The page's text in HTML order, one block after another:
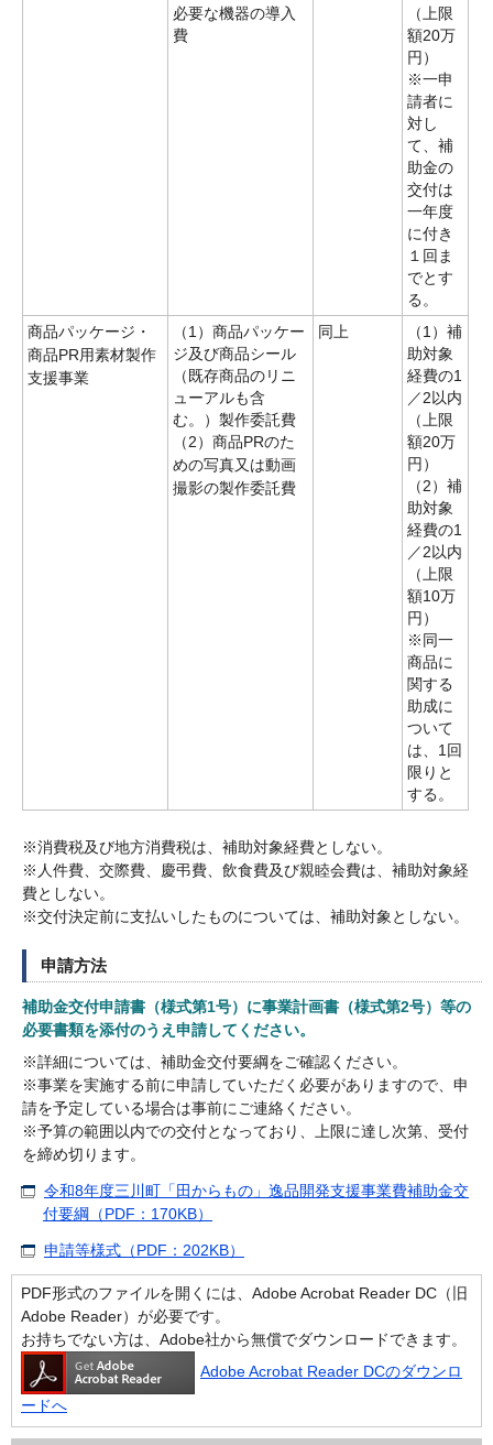
必要な機器の導入
費
（上限
額20万
円）
※一申
請者に
対し
て、補
助金の
交付は
一年度
に付き
１回ま
でとす
る。
商品パッケージ・
商品PR用素材製作
支援事業
（1）商品パッケー
ジ及び商品シール
（既存商品のリニ
ューアルも含
む。）製作委託費
（2）商品PRのた
めの写真又は動画
撮影の製作委託費
同上
（1）補
助対象
経費の1
／2以内
（上限
額20万
円）
（2）補
助対象
経費の1
／2以内
（上限
額10万
円）
※同一
商品に
関する
助成に
ついて
は、1回
限りと
する。
※消費税及び地方消費税は、補助対象経費としない。
※人件費、交際費、慶弔費、飲食費及び親睦会費は、補助対象経
費としない。
※交付決定前に支払いしたものについては、補助対象としない。
申請方法
補助金交付申請書（様式第1号）に事業計画書（様式第2号）等の
必要書類を添付のうえ申請してください。
※詳細については、補助金交付要綱をご確認ください。
※事業を実施する前に申請していただく必要がありますので、申
請を予定している場合は事前にご連絡ください。
※予算の範囲以内での交付となっており、上限に達し次第、受付
を締め切ります。
令和8年度三川町「田からもの」逸品開発支援事業費補助金交
付要綱（PDF：170KB）
申請等様式（PDF：202KB）
PDF形式のファイルを開くには、Adobe Acrobat Reader DC（旧
Adobe Reader）が必要です。
お持ちでない方は、Adobe社から無償でダウンロードできます。
Adobe Acrobat Reader DCのダウンロ
ードへ